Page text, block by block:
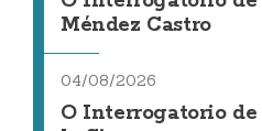
Méndez Castro
04/08/2026
O Interrogatorio de